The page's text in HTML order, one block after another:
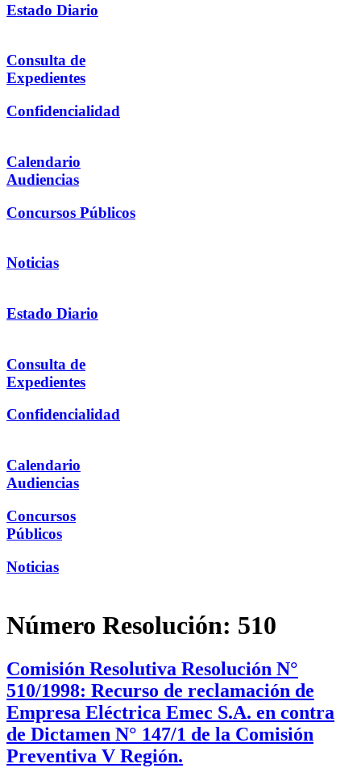
Estado Diario
Consulta de
Expedientes
Confidencialidad
Calendario
Audiencias
Concursos Públicos
Noticias
Estado Diario
Consulta de
Expedientes
Confidencialidad
Calendario
Audiencias
Concursos
Públicos
Noticias
Número Resolución: 510
Comisión Resolutiva Resolución N°
510/1998: Recurso de reclamación de
Empresa Eléctrica Emec S.A. en contra
de Dictamen N° 147/1 de la Comisión
Preventiva V Región.